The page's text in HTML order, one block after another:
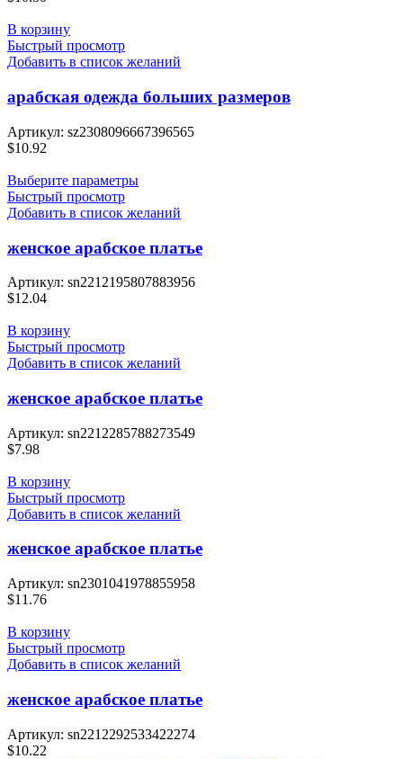
В корзину
Быстрый просмотр
Добавить в список желаний
арабская одежда больших размеров
Артикул: sz2308096667396565
$10.92
Выберите параметры
Быстрый просмотр
Добавить в список желаний
женское арабское платье
Артикул: sn2212195807883956
$12.04
В корзину
Быстрый просмотр
Добавить в список желаний
женское арабское платье
Артикул: sn2212285788273549
$7.98
В корзину
Быстрый просмотр
Добавить в список желаний
женское арабское платье
Артикул: sn2301041978855958
$11.76
В корзину
Быстрый просмотр
Добавить в список желаний
женское арабское платье
Артикул: sn2212292533422274
$10.22